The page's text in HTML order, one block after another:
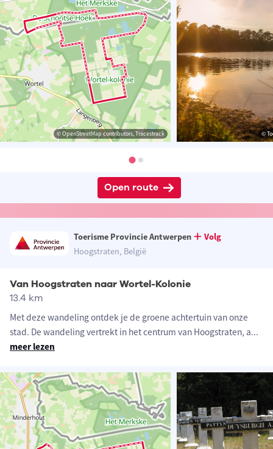
© OpenStreetMap contributors, Tracestrack ©
Open route
Toerisme Provincie Antwerpen
Volg
Hoogstraten, België
Van Hoogstraten naar Wortel-Kolonie
13.4 km
Met deze wandeling ontdek je de groene achtertuin van onze
stad. De wandeling vertrekt in het centrum van Hoogstraten, a...
meer lezen